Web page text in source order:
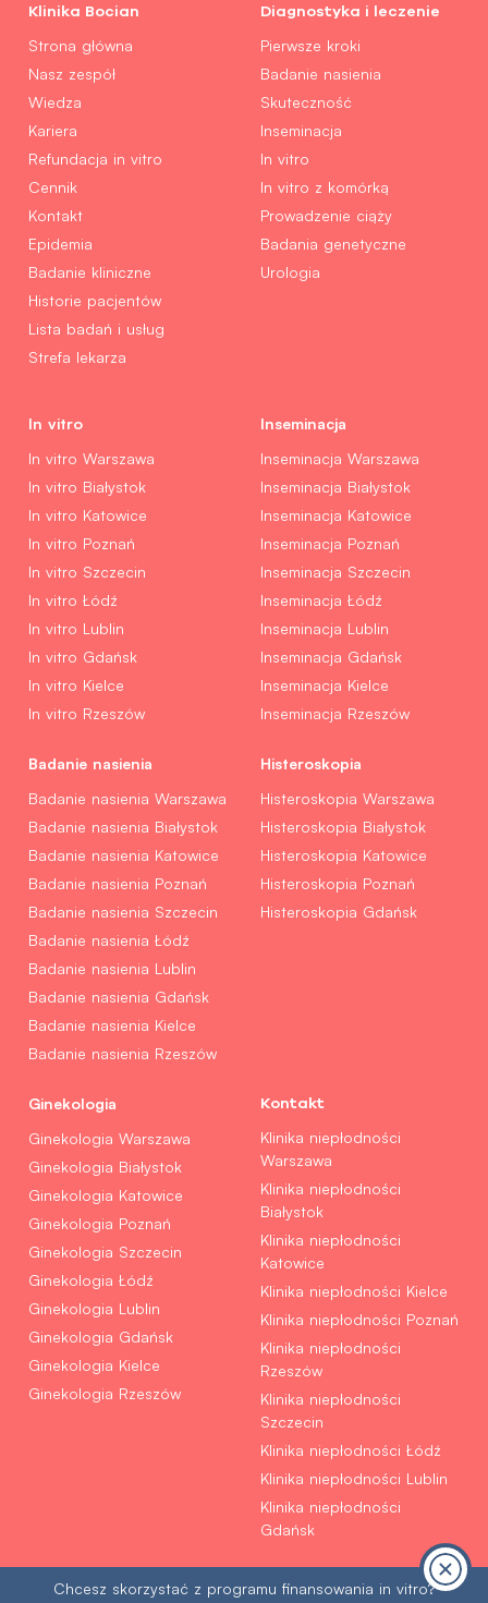
Klinika Bocian
Strona główna
Nasz zespół
Wiedza
Kariera
Refundacja in vitro
Cennik
Kontakt
Epidemia
Badanie kliniczne
Historie pacjentów
Lista badań i usług
Strefa lekarza
Diagnostyka i leczenie
Pierwsze kroki
Badanie nasienia
Skuteczność
Inseminacja
In vitro
In vitro z komórką
Prowadzenie ciąży
Badania genetyczne
Urologia
In vitro
In vitro Warszawa
In vitro Białystok
In vitro Katowice
In vitro Poznań
In vitro Szczecin
In vitro Łódź
In vitro Lublin
In vitro Gdańsk
In vitro Kielce
In vitro Rzeszów
Inseminacja
Inseminacja Warszawa
Inseminacja Białystok
Inseminacja Katowice
Inseminacja Poznań
Inseminacja Szczecin
Inseminacja Łódź
Inseminacja Lublin
Inseminacja Gdańsk
Inseminacja Kielce
Inseminacja Rzeszów
Badanie nasienia
Badanie nasienia Warszawa
Badanie nasienia Białystok
Badanie nasienia Katowice
Badanie nasienia Poznań
Badanie nasienia Szczecin
Badanie nasienia Łódź
Badanie nasienia Lublin
Badanie nasienia Gdańsk
Badanie nasienia Kielce
Badanie nasienia Rzeszów
Histeroskopia
Histeroskopia Warszawa
Histeroskopia Białystok
Histeroskopia Katowice
Histeroskopia Poznań
Histeroskopia Gdańsk
Ginekologia
Ginekologia Warszawa
Ginekologia Białystok
Ginekologia Katowice
Ginekologia Poznań
Ginekologia Szczecin
Ginekologia Łódź
Ginekologia Lublin
Ginekologia Gdańsk
Ginekologia Kielce
Ginekologia Rzeszów
Kontakt
Klinika niepłodności
Warszawa
Klinika niepłodności
Białystok
Klinika niepłodności
Katowice
Klinika niepłodności Kielce
Klinika niepłodności Poznań
Klinika niepłodności
Rzeszów
Klinika niepłodności
Szczecin
Klinika niepłodności Łódź
Klinika niepłodności Lublin
Klinika niepłodności
Gdańsk
Chcesz skorzystać z programu finansowania in vitro?